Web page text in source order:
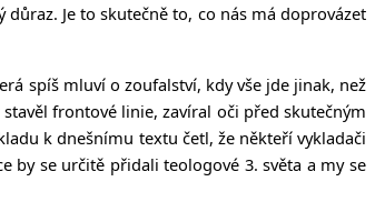
Je to skutečně to, co nás má doprovázet
spíš mluví o zoufalství, kdy vše jde jinak, než
frontové linie, zavíral oči před skutečným
k dnešnímu textu četl, že někteří vykladači
by se určitě přidali teologové 3. světa a my se